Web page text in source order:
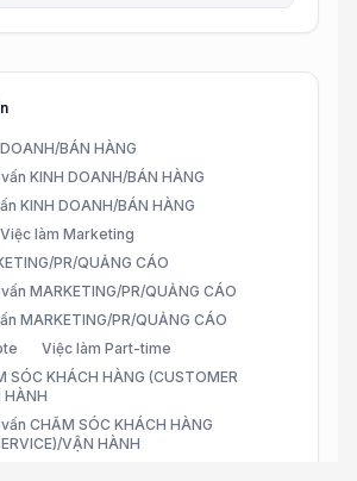
BÁN HÀNG
KINH DOANH/BÁN HÀNG
KINH DOANH/BÁN HÀNG
Việc làm Marketing
PR/QUẢNG CÁO
MARKETING/PR/QUẢNG CÁO
MARKETING/PR/QUẢNG CÁO
Việc làm Part-time
SÓC KHÁCH HÀNG (CUSTOMER
HÀNH
CHĂM SÓC KHÁCH HÀNG
VẬN HÀNH